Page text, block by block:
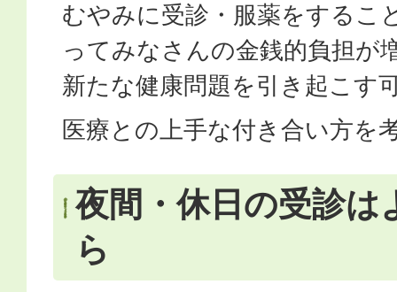
むやみに受診・服薬をするこ
ってみなさんの金銭的負担が
新たな健康問題を引き起こす
医療との上手な付き合い方を
夜間・休日の受診は
ら